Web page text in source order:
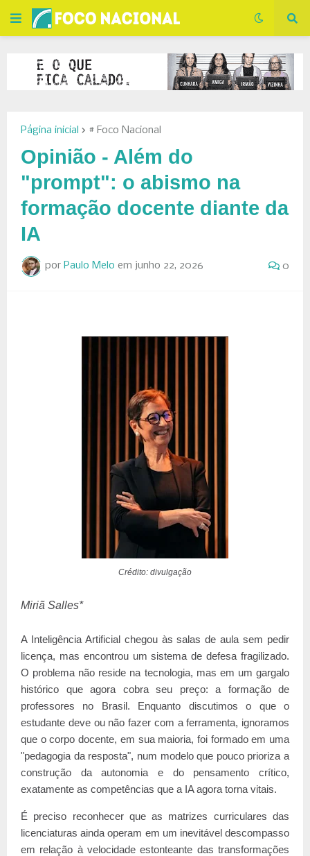
Página inicial # Foco Nacional
Opinião - Além do
"prompt": o abismo na
formação docente diante da
IA
por Paulo Melo em junho 22, 2026 0
Crédito: divulgação
Miriã Salles*
A Inteligência Artificial chegou às salas de aula sem pedir
licença, mas encontrou um sistema de defesa fragilizado.
O problema não reside na tecnologia, mas em um gargalo
histórico que agora cobra seu preço: a formação de
professores no Brasil. Enquanto discutimos o que o
estudante deve ou não fazer com a ferramenta, ignoramos
que o corpo docente, em sua maioria, foi formado em uma
"pedagogia da resposta", num modelo que pouco prioriza a
construção da autonomia e do pensamento crítico,
exatamente as competências que a IA agora torna vitais.
É preciso reconhecer que as matrizes curriculares das
licenciaturas ainda operam em um inevitável descompasso
em relação à velocidade estonteante das transformações